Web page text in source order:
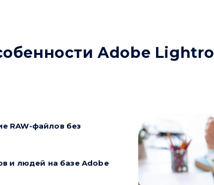
Adobe
RAW-файлов без
и людей на базе Adobe